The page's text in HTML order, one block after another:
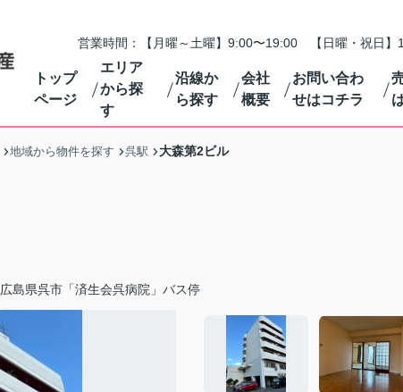
営業時間：【月曜～土曜】9:00〜19:00 【日曜・祝日
トップ
ページ
エリア
から探
す
沿線か
ら探す
会社
概要
お問い合わ
せはコチラ
地域から物件を探す 呉駅 大森第2ビル
広島県呉市「済生会呉病院」バス停